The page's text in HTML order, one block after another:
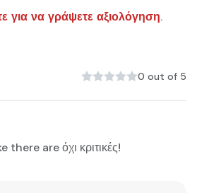
για να γράψετε αξιολόγηση.
0 out of 5
there are όχι κριτικές!